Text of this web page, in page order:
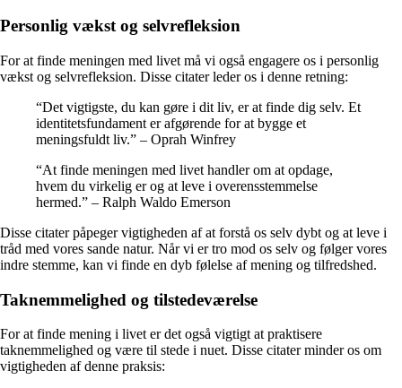
Personlig vækst og selvrefleksion
For at finde meningen med livet må vi også engagere os i personlig
vækst og selvrefleksion. Disse citater leder os i denne retning:
“Det vigtigste, du kan gøre i dit liv, er at finde dig selv. Et
identitetsfundament er afgørende for at bygge et
meningsfuldt liv.” – Oprah Winfrey
“At finde meningen med livet handler om at opdage,
hvem du virkelig er og at leve i overensstemmelse
hermed.” – Ralph Waldo Emerson
Disse citater påpeger vigtigheden af at forstå os selv dybt og at leve i
tråd med vores sande natur. Når vi er tro mod os selv og følger vores
indre stemme, kan vi finde en dyb følelse af mening og tilfredshed.
Taknemmelighed og tilstedeværelse
For at finde mening i livet er det også vigtigt at praktisere
taknemmelighed og være til stede i nuet. Disse citater minder os om
vigtigheden af denne praksis: